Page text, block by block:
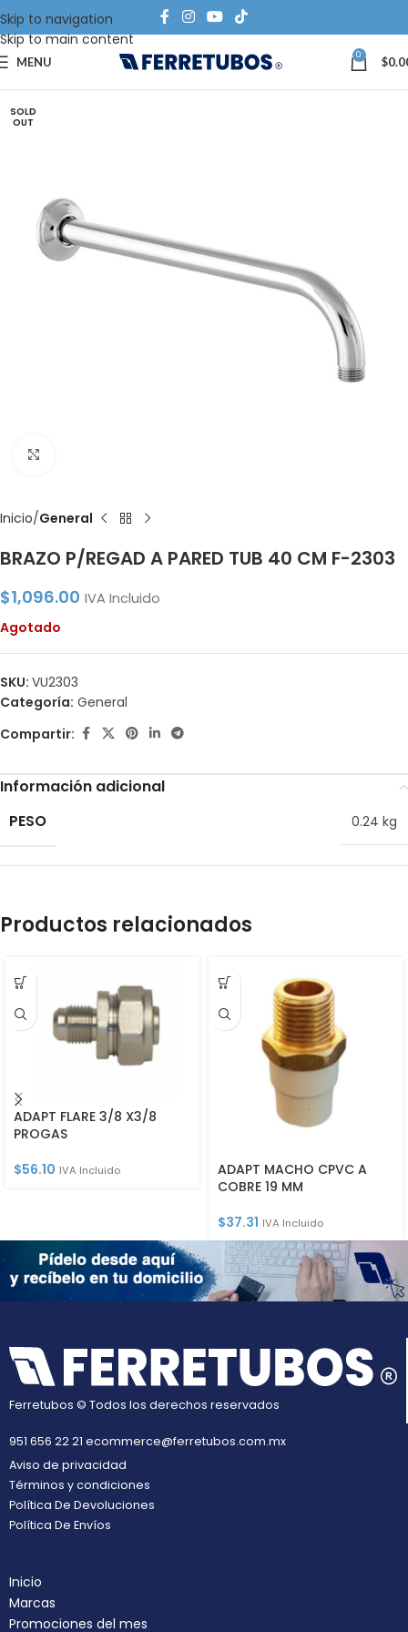
Skip to navigation
Skip to main content
MENU 0 $
SOLD
OUT
Inicio General
BRAZO P/REGAD A PARED TUB 40 CM F-2303
$1,096.00 IVA Incluido
Agotado
SKU: VU2303
Categoría: General
Compartir:
Información adicional
PESO
0.24 kg
Productos relacionados
ADAPT FLARE 3/8 X3/8
PROGAS
$56.10 IVA Incluido
ADAPT MACHO CPVC A
COBRE 19 MM
$37.31 IVA Incluido
Ferretubos © Todos los derechos reservados
951 656 22 21 ecommerce@ferretubos.com.mx
Aviso de privacidad
Términos y condiciones
Política De Devoluciones
Política De Envíos
Inicio
Marcas
Promociones del mes